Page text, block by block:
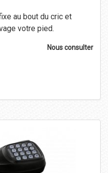
au bout du cric et
votre pied.
Nous consulter